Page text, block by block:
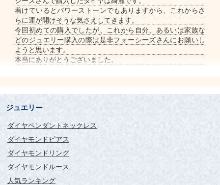
着けているとパワーストーンでもありますから、これからさ
らに運が開けそうな気さえしてきます。
今回初めての購入でしたが、これから自分、あるいは家族な
どのジュエリー購入の際は是非フォーシーズさんにお願いし
ようと思います。
本当にありがとうございました。
ジュエリー
ダイヤペンダントネックレス
ダイヤモンドピアス
ダイヤモンドリング
ダイヤモンドルース
人気ランキング